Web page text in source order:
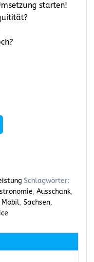
starten!
Schlagwörter:
, Ausschank,
Mobil, Sachsen,